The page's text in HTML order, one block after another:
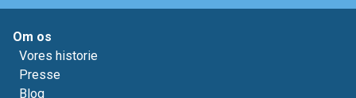
Om os
Vores historie
Presse
Blog